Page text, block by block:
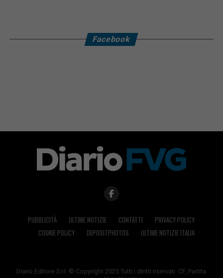
Facebook
PUBBLICITÀ ULTIME NOTIZIE CONTATTI
PRIVACY POLICY
COOKIE POLICY
DEPOSITPHOTOS ULTIME NOTIZIE ITALIA
Diario Editore S.r.l. © Copyright 2025 Tutti i diritti riservati. CF, Partita